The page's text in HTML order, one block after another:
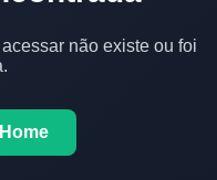
não existe ou foi